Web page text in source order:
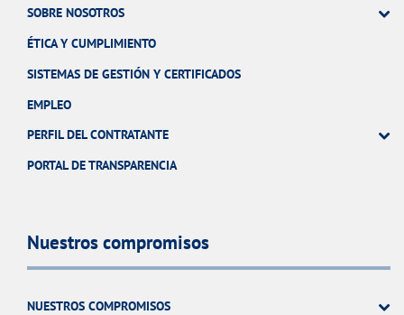
SOBRE NOSOTROS
ÉTICA Y CUMPLIMIENTO
SISTEMAS DE GESTIÓN Y CERTIFICADOS
EMPLEO
PERFIL DEL CONTRATANTE
PORTAL DE TRANSPARENCIA
Nuestros compromisos
NUESTROS COMPROMISOS